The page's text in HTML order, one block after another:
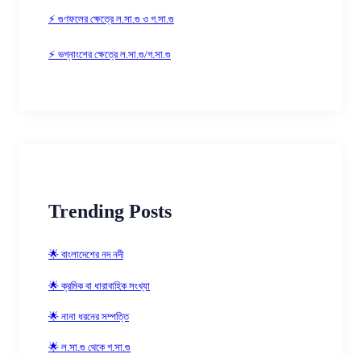
⚡ গুণফলের ক্ষেত্রে ল.সা.গু ও গ.সা.গু
⚡ ভগ্নাংশের ক্ষেত্রে ল.সা.গু/গ.সা.গু
Trending Posts
🌟 বাংলাদেশের নদ নদী
🌟 ক্রমিক বা ধারাবাহিক সংখ্যা
🌟 নানা ধরনের সম্পত্তি
🌟 ল.সা.গু থেকে গ.সা.গু